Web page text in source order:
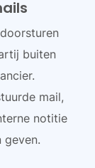
buiten
mail,
notitie
geven.